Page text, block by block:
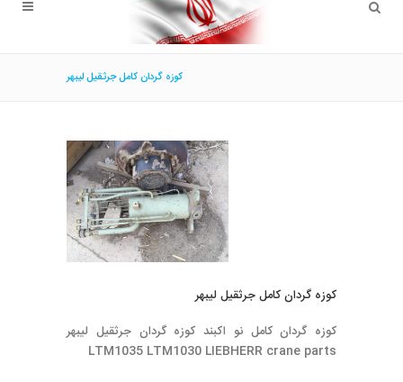
كوزه گردان كامل جرثقيل ليبهر
كوزه گردان كامل جرثقيل ليبهر
كوزه گردان كامل نو اكبند كوزه گردان جرثقيل ليبهر
LTM1035 LTM1030 LIEBHERR crane parts